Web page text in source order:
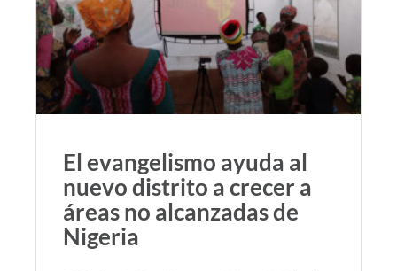
El evangelismo ayuda al
nuevo distrito a crecer a
áreas no alcanzadas de
Nigeria